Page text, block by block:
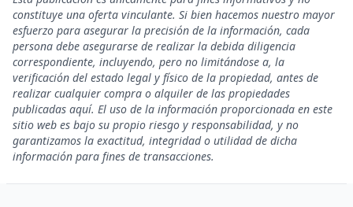
constituye una oferta vinculante. Si bien hacemos nuestro mayor
esfuerzo para asegurar la precisión de la información, cada
persona debe asegurarse de realizar la debida diligencia
correspondiente, incluyendo, pero no limitándose a, la
verificación del estado legal y físico de la propiedad, antes de
realizar cualquier compra o alquiler de las propiedades
publicadas aquí. El uso de la información proporcionada en este
sitio web es bajo su propio riesgo y responsabilidad, y no
garantizamos la exactitud, integridad o utilidad de dicha
información para fines de transacciones.